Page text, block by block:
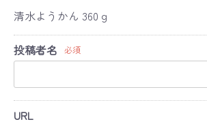
清水ようかん 360ｇ
投稿者名 必須
URL